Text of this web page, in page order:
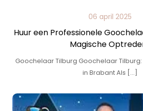
06 april 2025
Huur een Professionele
Magische
Goochelaar Tilburg Goochelaar
in Brabant Als […]